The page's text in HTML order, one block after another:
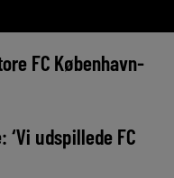
FC København-
‘Vi udspillede FC